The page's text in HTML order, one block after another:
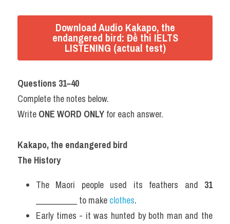
Download Audio Kakapo, the
endangered bird: Đề thi IELTS
LISTENING (actual test)
Questions 31–40
Complete the notes below.
Write ONE WORD ONLY for each answer.
Kakapo, the endangered bird
The History
The Maori people used its feathers and 31
__________ to make clothes.